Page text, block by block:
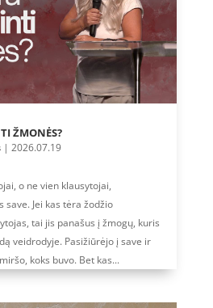
ŽMONĖS?
| 2026.07.19
o ne vien klausytojai,
Jei kas tėra žodžio
tai jis panašus į žmogų, kuris
veidrodyje. Pasižiūrėjo į save ir
koks buvo. Bet kas...